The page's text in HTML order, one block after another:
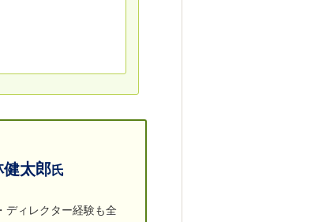
健太郎氏
ディレクター経験も全